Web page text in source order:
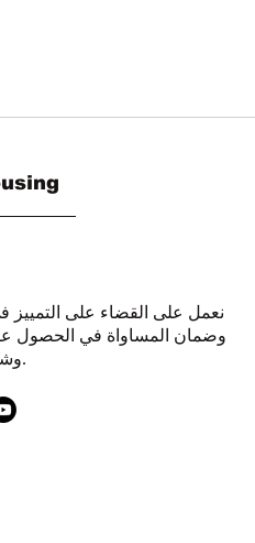
نعمل على القضاء على التمييز
وضمان المساواة في الحصول
وشمال نيويورك.